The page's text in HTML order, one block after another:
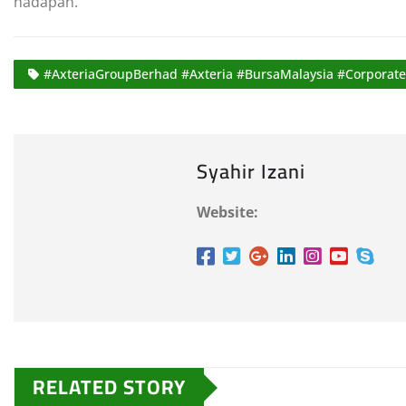
#AxteriaGroupBerhad #Axteria #BursaMalaysia
Syahir Izani
Website:
RELATED STORY